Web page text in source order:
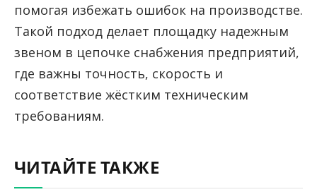
помогая избежать ошибок на производстве.
Такой подход делает площадку надежным
звеном в цепочке снабжения предприятий,
где важны точность, скорость и
соответствие жёстким техническим
требованиям.
ЧИТАЙТЕ ТАКЖЕ